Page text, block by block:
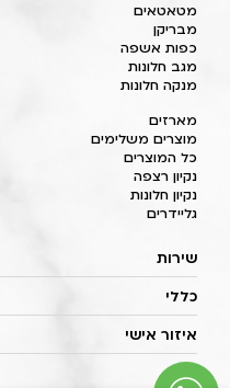
מטאטאים
מבריקן
כפות אשפה
מגב חלונות
מנקה חלונות
מארזים
מוצרים משלימים
כל המוצרים
נקיון רצפה
נקיון חלונות
גליידרים
שירות
כללי
איזור אישי